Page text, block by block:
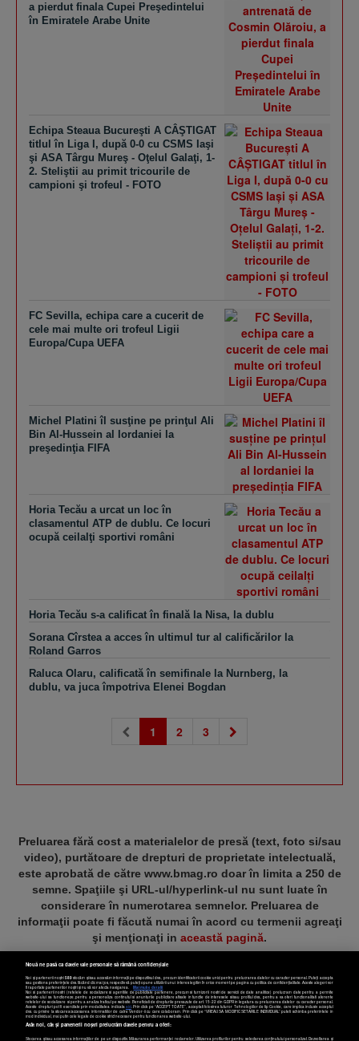
a pierdut finala Cupei Preşedintelui
în Emiratele Arabe Unite
Echipa Steaua Bucureşti A CÂŞTIGAT
titlul în Liga I, după 0-0 cu CSMS Iaşi
şi ASA Târgu Mureş - Oţelul Galaţi, 1-
2. Steliştii au primit tricourile de
campioni şi trofeul - FOTO
FC Sevilla, echipa care a cucerit de
cele mai multe ori trofeul Ligii
Europa/Cupa UEFA
Michel Platini îl susţine pe prinţul Ali
Bin Al-Hussein al Iordaniei la
preşedinţia FIFA
Horia Tecău a urcat un loc în
clasamentul ATP de dublu. Ce locuri
ocupă ceilalţi sportivi români
Horia Tecău s-a calificat în finală la Nisa, la dublu
Sorana Cîrstea a acces în ultimul tur al calificărilor la
Roland Garros
Raluca Olaru, calificată în semifinale la Nurnberg, la
dublu, va juca împotriva Elenei Bogdan
1 (current)
2 3
Preluarea fără cost a materialelor de presă (text, foto si/sau
video), purtătoare de drepturi de proprietate intelectuală,
este aprobată de către www.bmag.ro doar în limita a 250 de
semne. Spaţiile şi URL-ul/hyperlink-ul nu sunt luate în
considerare în numerotarea semnelor. Preluarea de
informaţii poate fi făcută numai în acord cu termenii agreaţi
şi menţionaţi in această pagină.
Termeni și condiții Confidențialitate Cookies Contact
Copyright © 2025 BUSINESSMEX S.A.
Nouă ne pasă ca datele tale personale să rămână confidențiale
Noi și partenerii noștri589stocăm și/sau accesăm informații pe dispozitivul dvs., precum identificatorii cookie unici pentru prelucrarea datelor cu caracter personal. Puteți accepta
sau gestiona preferințele dvs. făcând clic mai jos, respectiv vă puteți opune utilizării unui interes legitim în orice moment pe pagina cu politica de confidențialitate. Aceste alegeri vor
fi raportate partenerilor noștri și nu vă vor afecta navigarea.
Mai multe detalii
Noi si partenerii nostri (retelele de socializare si agentiile de publicitate partenere, precum si furnizorii nostri de servicii de date analitice) prelucram date pentru a permite
website-ului sa functioneze, pentru a personaliza continutul si anunturile publicitare afisate in functie de interesele si/sau profilul dvs., pentru a va oferi functionalitati aferente
retelelor de socializare si pentru a analiza traficul pe website. Beneficiati de drepturile prevazute de art. 15-22 din GDPR in legatura cu prelucrarea datelor cu caracter personal.
Aceste drepturi pot fi exercitate prin modalitatea indicataaici. Prin click pe “ACCEPT TOATE”, acceptati folosirea tuturor Tehnologiilor de tip Cookie, care implica inclusiv acceptul
dvs. cu privire la stocarea/accesarea informatiilor de catre Vendor-ii cu care colaboram. Prin click pe “VREAU SA MODIFIC SETARILE INDIVIDUAL” puteti schimba preferintele in
mod individual, mai putin cele legate de cookie strict necesare pentru functionarea website-ului.
Atât noi, cât și partenerii noștri prelucrăm datele pentru a oferi:
Stocarea și/sau accesarea informațiilor de pe un dispozitiv. Măsurarea performanței reclamelor. Utilizarea profilurilor pentru selectarea conținutului personalizat. Dezvoltarea și